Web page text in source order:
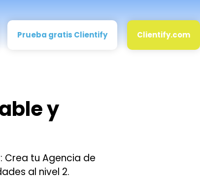
Prueba gratis Clientify Clientify.com
y
Crea tu Agencia de
al nivel 2.